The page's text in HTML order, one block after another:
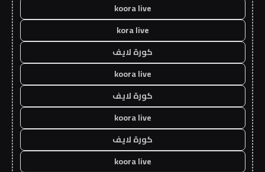
koora live
kora live
كورة لايف
koora live
كورة لايف
koora live
كورة لايف
koora live